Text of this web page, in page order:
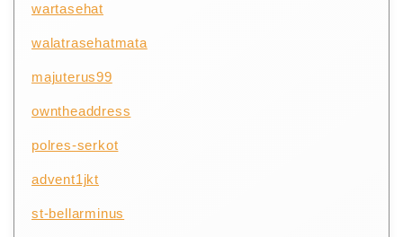
wartasehat
walatrasehatmata
majuterus99
owntheaddress
polres-serkot
advent1jkt
st-bellarminus